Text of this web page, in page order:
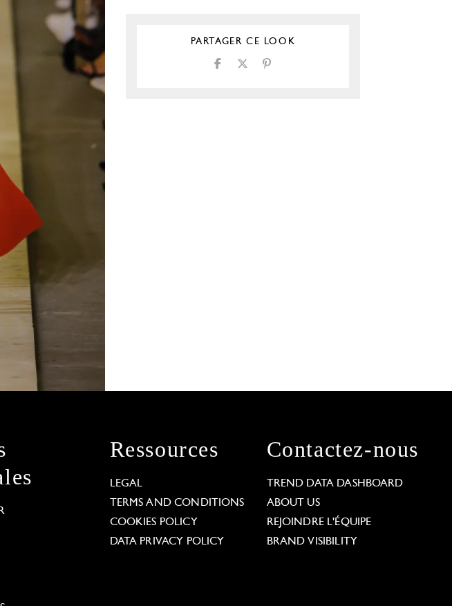
PARTAGER CE LOOK
Ressources
LEGAL
TERMS AND CONDITIONS
COOKIES POLICY
DATA PRIVACY POLICY
Contactez-nous
TREND DATA DASHBOARD
ABOUT US
REJOINDRE L'ÉQUIPE
BRAND VISIBILITY